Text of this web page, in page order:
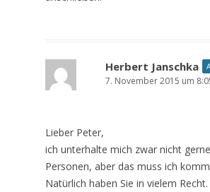
Herbert Janschka
7. November 2015 um
Lieber Peter,
ich unterhalte mich zwar nicht
Personen, aber das muss ich
Natürlich haben Sie in vielem